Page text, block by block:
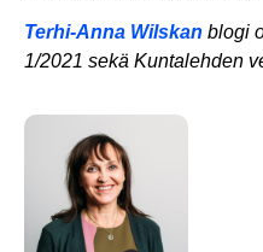
Terhi-Anna Wilskan blogi
1/2021 sekä Kuntalehden